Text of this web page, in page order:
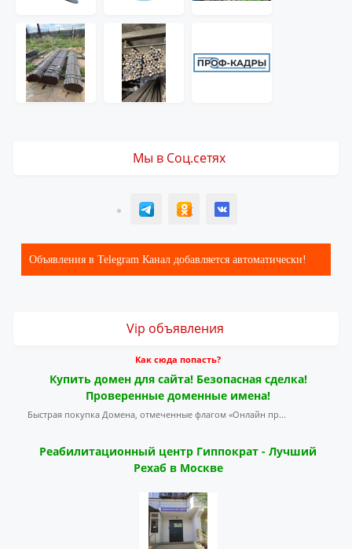
Мы в Соц.сетях
T ОК ВК
Объявления в Telegram Канал добавляется автоматически!
Vip объявления
Как сюда попасть?
Купить домен для сайта! Безопасная сделка!
Проверенные доменные имена!
Быстрая покупка Домена, отмеченные флагом «Онлайн пр...
Реабилитационный центр Гиппократ - Лучший
Рехаб в Москве